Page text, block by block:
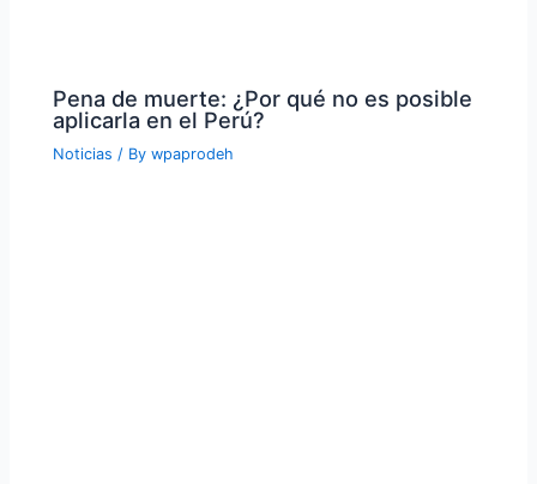
Pena de muerte: ¿Por qué no es posible
aplicarla en el Perú?
Noticias / Bywpaprodeh